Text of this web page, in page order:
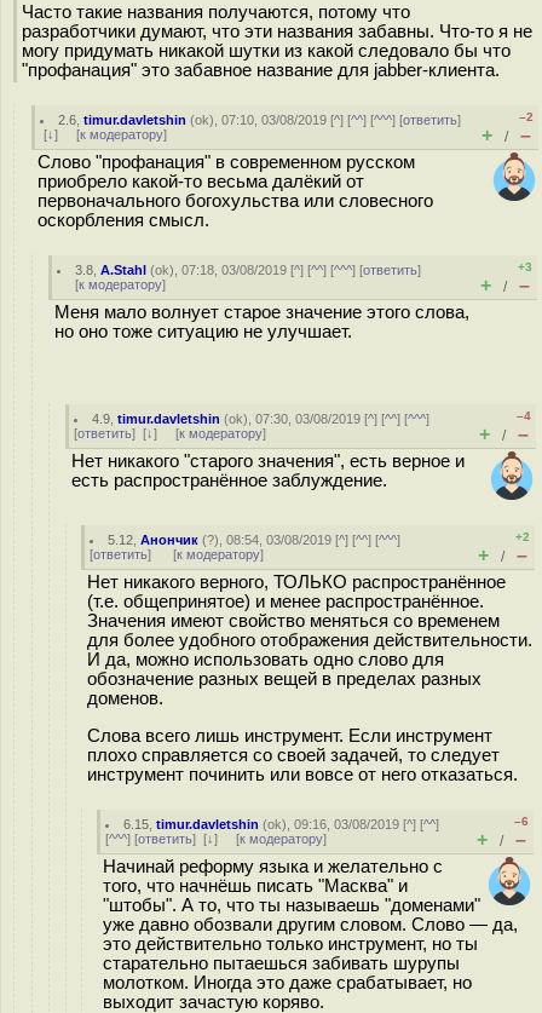
Часто такие названия получаются, потому что
разработчики думают, что эти названия забавны. Что-то я не
могу придумать никакой шутки из какой следовало бы что
"профанация" это забавное название для jabber-клиента.
2.6 ,timur.davletshin (ok), 07:10, 03/08/2019 [^] [^^] [^^^] [ответить]
[↓] [к модератору]
–2
+ / –
Слово "профанация" в современном русском
приобрело какой-то весьма далёкий от
первоначального богохульства или словесного
оскорбления смысл.
3.8 ,A.Stahl (ok), 07:18, 03/08/2019 [^] [^^] [^^^] [ответить]
[к модератору]
+3
+ / –
Меня мало волнует старое значение этого слова,
но оно тоже ситуацию не улучшает.
4.9 ,timur.davletshin (ok), 07:30, 03/08/2019 [^] [^^] [^^^]
[ответить] [↓] [к модератору]
–4
+ / –
Нет никакого "старого значения", есть верное и
есть распространённое заблуждение.
5.12 ,Анончик (?), 08:54, 03/08/2019 [^] [^^] [^^^]
[ответить] [к модератору]
+2
+ / –
Нет никакого верного, ТОЛЬКО распространённое
(т.е. общепринятое) и менее распространённое.
Значения имеют свойство меняться со временем
для более удобного отображения действительности.
И да, можно использовать одно слово для
обозначение разных вещей в пределах разных
доменов.
Слова всего лишь инструмент. Если инструмент
плохо справляется со своей задачей, то следует
инструмент починить или вовсе от него отказаться.
6.15 ,timur.davletshin (ok), 09:16, 03/08/2019 [^] [^^]
[^^^] [ответить] [↓] [к модератору]
–6
+ / –
Начинай реформу языка и желательно с
того, что начнёшь писать "Масква" и
"штобы". А то, что ты называешь "доменами"
уже давно обозвали другим словом. Слово — да,
это действительно только инструмент, но ты
старательно пытаешься забивать шурупы
молотком. Иногда это даже срабатывает, но
выходит зачастую коряво.